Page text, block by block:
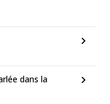
dans la